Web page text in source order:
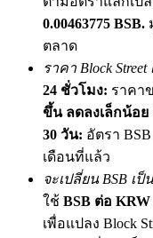
BTC Welcome
Deposit & Trade
Deposit
0.00463775 BSB.
ตลาด
ราคา Block
24 ชั่วโมง: ราคา
ขึ้น ลดลงเล็กน้อย
30 วัน: อัตรา
เดือนที่แล้ว
จะเปลี่ยน BSB เป็
ใช้ BSB ต่อ KRW
เพื่อแปลง Block